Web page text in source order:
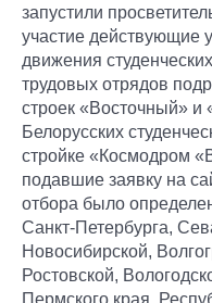
запустили
участие действующие
движения
трудовых отрядов
строек «Восточный» и
Белорусских
стройке «Космодром
подавшие заявку на
отбора было
Санкт-Петербурга,
Новосибирской,
Ростовской,